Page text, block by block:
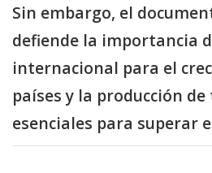
Sin embargo, el
defiende la importancia
internacional para el
países y la producción
esenciales para superar